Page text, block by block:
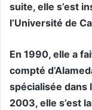
suite, elle s’est
l’Université de
En 1990, elle a
compté
spécialisée dans
2003, elle s’est